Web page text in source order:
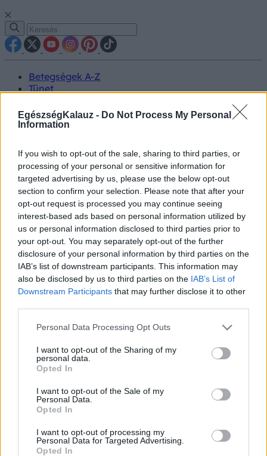
EgészségKalauz - Do Not Process My Personal
Information
If you wish to opt-out of the sale, sharing to third parties, or
processing of your personal or sensitive information for
targeted advertising by us, please use the below opt-out
section to confirm your selection. Please note that after your
opt-out request is processed you may continue seeing
interest-based ads based on personal information utilized by
us or personal information disclosed to third parties prior to
your opt-out. You may separately opt-out of the further
disclosure of your personal information by third parties on the
IAB’s list of downstream participants. This information may
also be disclosed by us to third parties on the IAB’s List of
Downstream Participants that may further disclose it to other
Please note that this website/app uses one or more Google
not limited to your visit or usage behaviour. You may click to
grant or deny consent to Google and its third-party tags to
use your data for below specified purposes in below Google
consent section.
Personal Data Processing Opt Outs
I want to opt-out of the Sharing of my
personal data.
Opted In
I want to opt-out of the Sale of my
Personal Data.
Opted In
I want to opt-out of processing my
Personal Data for Targeted Advertising.
Opted In
Betegségek A-Z
Tünet
Kezelés
Életmódváltás
Prevenció
Hírek
Videók
Kisállatok egészsége
#allergia #influenza
#cukorbetegség
#orvosmeteorológia#vérnyomás#stroke#rákbetegség
#pajzsmirigy#reflux#ekcéma#herpesz
Regisztráció
Vércsoport